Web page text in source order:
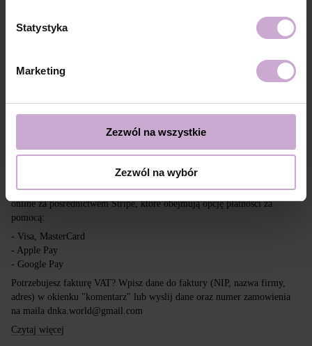
Statystyka
Marketing
Zezwól na wszystkie
Zezwól na wybór
Darmowa dostawa przy zakupach powyżej 650 zł.
Chcemy, aby zakupy były szybkie i łatwe, dlatego akceptujemy płatności
online za pośrednictwem Stripe, które obejmują opcję płatności za
pomocą:
- Visa, MasterCard
- Apple Pay
- Google Pay
Potrzebujesz fakturę VAT? Wpisz dane do faktury (NIP, nazwa firmy,
adres) w okienku "komentarz" lub wyslij dane oraz numer zamowienia
na maila dnka.world@gmail.com
Czytaj więcej